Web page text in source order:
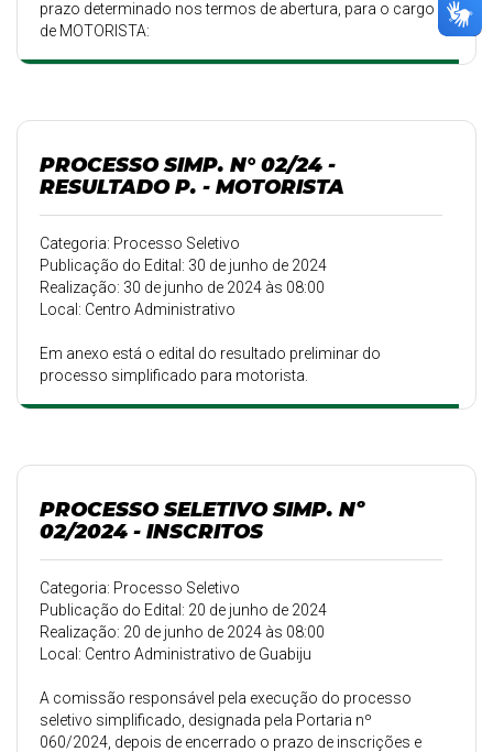
prazo determinado nos termos de abertura, para o cargo
de MOTORISTA:
PROCESSO SIMP. N° 02/24 -
RESULTADO P. - MOTORISTA
Categoria: Processo Seletivo
Publicação do Edital: 30 de junho de 2024
Realização: 30 de junho de 2024 às 08:00
Local: Centro Administrativo
Em anexo está o edital do resultado preliminar do
processo simplificado para motorista.
PROCESSO SELETIVO SIMP. Nº
02/2024 - INSCRITOS
Categoria: Processo Seletivo
Publicação do Edital: 20 de junho de 2024
Realização: 20 de junho de 2024 às 08:00
Local: Centro Administrativo de Guabiju
A comissão responsável pela execução do processo
seletivo simplificado, designada pela Portaria nº
060/2024, depois de encerrado o prazo de inscrições e